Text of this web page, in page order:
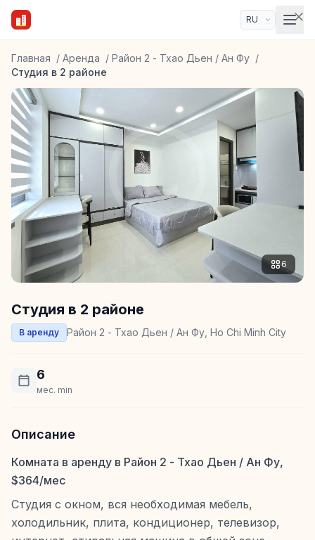
Главная / Аренда / Район 2 - Тхао Дьен / Ан Фу /
Студия в 2 районе
6
Студия в 2 районе
В аренду Район 2 - Тхао Дьен / Ан Фу, Ho Chi Minh City
6
мес. min
Описание
Комната в аренду в Район 2 - Тхао Дьен / Ан Фу,
$364/мес
Студия с окном, вся необходимая мебель,
холодильник, плита, кондиционер, телевизор,